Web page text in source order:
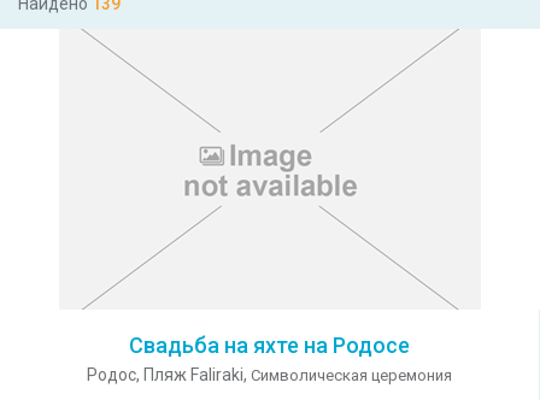
Свадьба на яхте на Родосе
Родос, Пляж Faliraki, Символическая церемония